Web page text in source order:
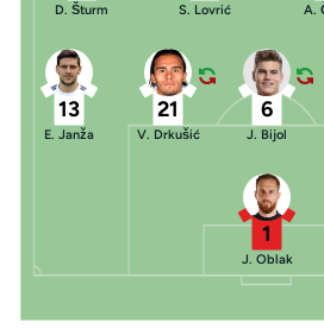
1
J. Oblak
13
E. Janža
21
V. Drkušić
6
J. Bijol
D. Šturm S. Lovrić A.